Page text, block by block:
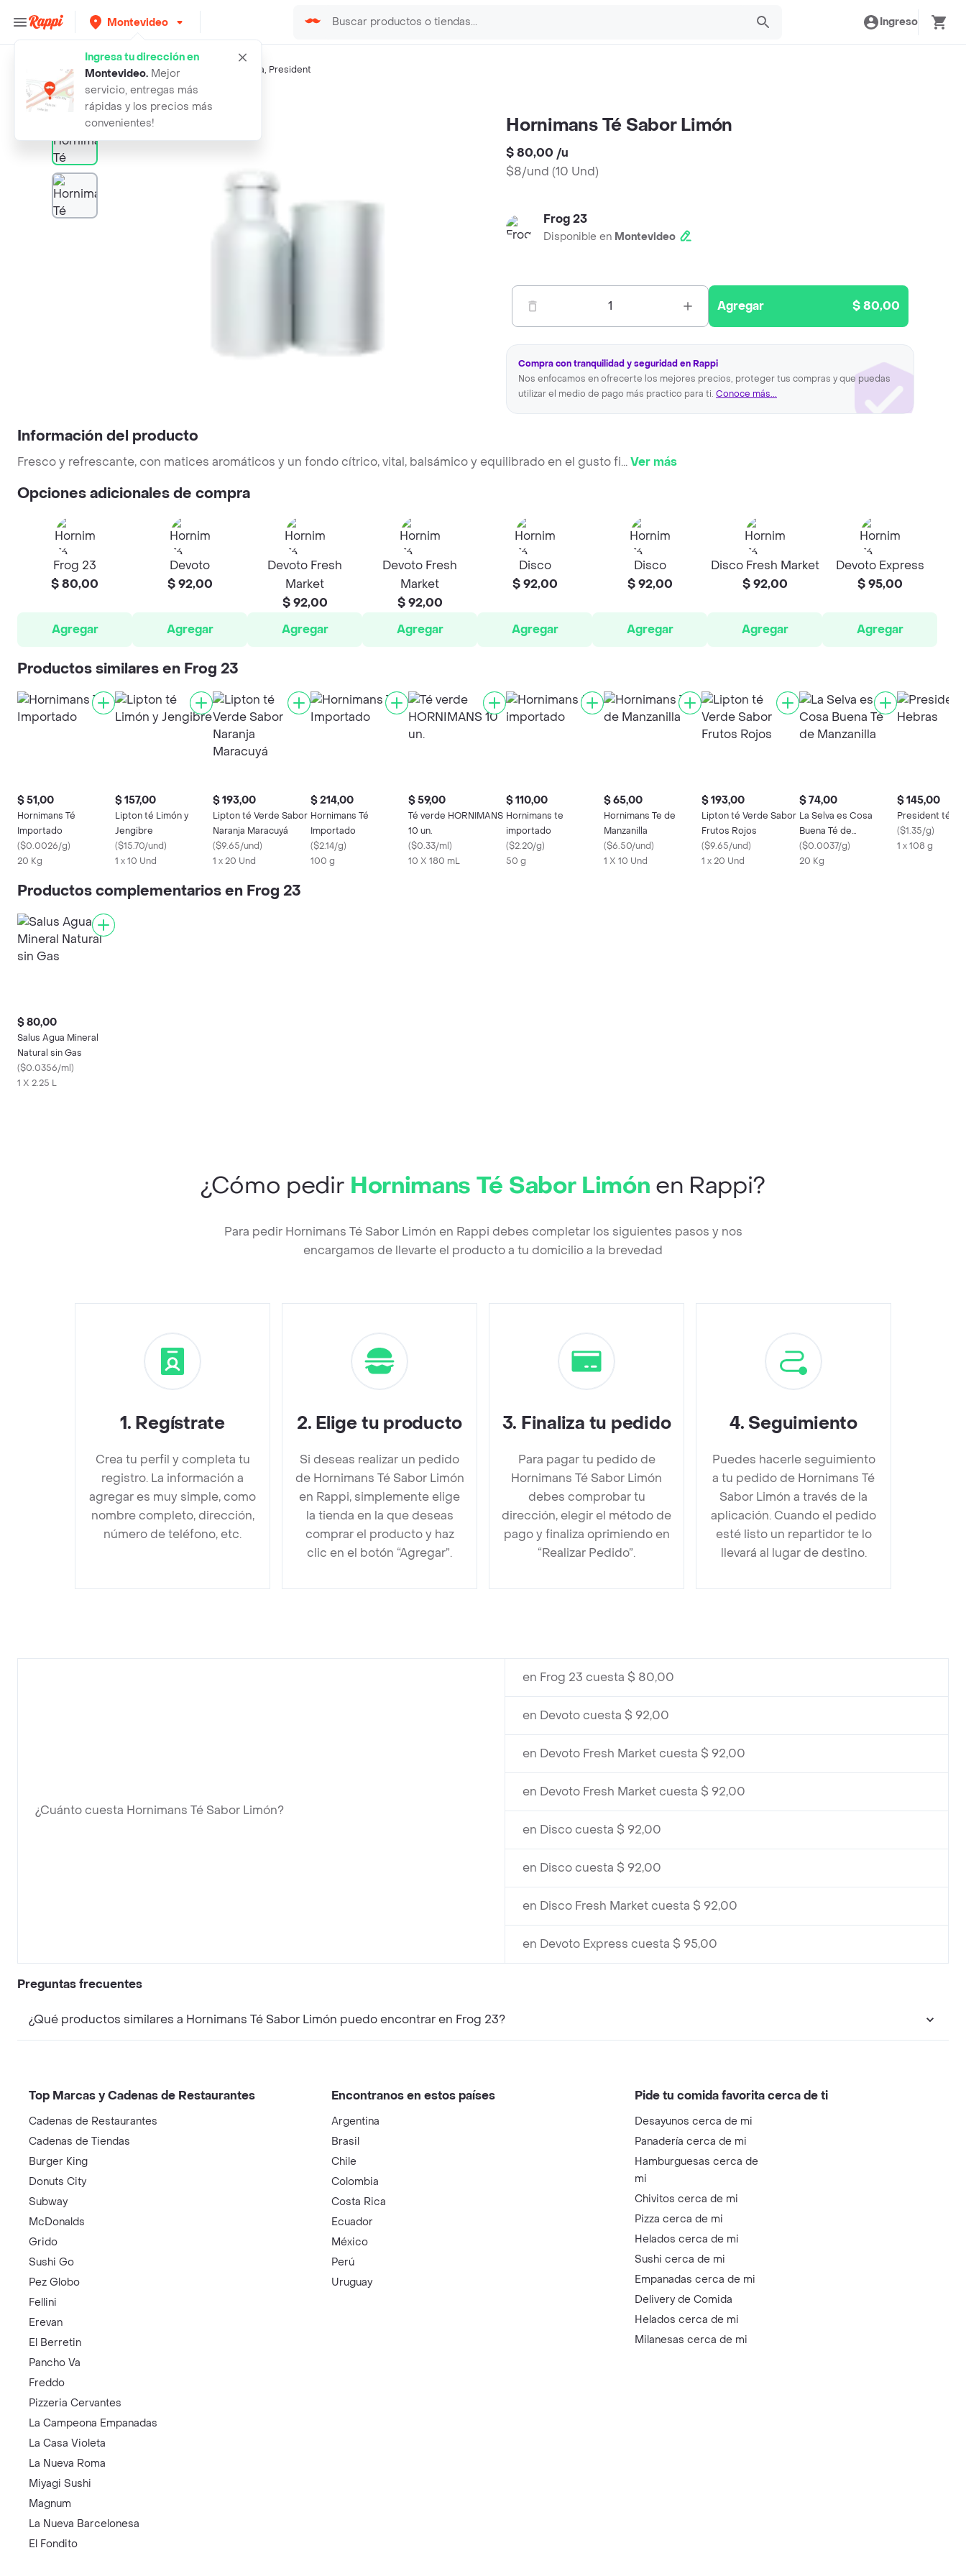
Montevideo
Ingresa tu dirección en
Montevideo. Mejor
servicio, entregas más
rápidas y los precios más
convenientes!
Ingreso
Búsquedas relacionadas:Tés, Hornimans La Selva, President
Rappi hornimans te sabor limon
Hornimans Té Sabor Limón
$ 80,00 /u
$8/und (10 Und)
Frog 23
Disponible en Montevideo
1 Agregar $ 80,00
Compra con tranquilidad y seguridad en Rappi
Nos enfocamos en ofrecerte los mejores precios, proteger tus compras y que puedas
utilizar el medio de pago más practico para ti. Conoce más...
Información del producto
Fresco y refrescante, con matices aromáticos y un fondo cítrico, vital, balsámico y equilibrado en el gusto fi...Ver más
Opciones adicionales de compra
Frog 23
$ 80,00
Agregar
Devoto
$ 92,00
Agregar
Devoto Fresh
Market
$ 92,00
Agregar
Devoto Fresh
Market
$ 92,00
Agregar
Disco
$ 92,00
Agregar
Disco
$ 92,00
Agregar
Disco Fresh Market
$ 92,00
Agregar
Devoto Express
$ 95,00
Agregar
Productos similares en Frog 23
$ 51,00
Hornimans Té
Importado
($0.0026/g)
20 Kg
$ 157,00
Lipton té Limón y
Jengibre
($15.70/und)
1 x 10 Und
$ 193,00
Lipton té Verde Sabor
Naranja Maracuyá
($9.65/und)
1 x 20 Und
$ 214,00
Hornimans Té
Importado
($2.14/g)
100 g
$ 59,00
Té verde HORNIMANS
10 un.
($0.33/ml)
10 X 180 mL
$ 110,00
Hornimans te
importado
($2.20/g)
50 g
$ 65,00
Hornimans Te de
Manzanilla
($6.50/und)
1 X 10 Und
$ 193,00
Lipton té Verde Sabor
Frutos Rojos
($9.65/und)
1 x 20 Und
$ 74,00
La Selva es Cosa
Buena Té de
Manzanilla
($0.0037/g)
20 Kg
$ 145,00
President té
($1.35/g)
1 x 108 g
Productos complementarios en Frog 23
$ 80,00
Salus Agua Mineral
Natural sin Gas
($0.0356/ml)
1 X 2.25 L
¿Cómo pedir Hornimans Té Sabor Limón en Rappi?
Para pedir Hornimans Té Sabor Limón en Rappi debes completar los siguientes pasos y nos
encargamos de llevarte el producto a tu domicilio a la brevedad
1. Regístrate
Crea tu perfil y completa tu
registro. La información a
agregar es muy simple, como
nombre completo, dirección,
número de teléfono, etc.
2. Elige tu producto
Si deseas realizar un pedido
de Hornimans Té Sabor Limón
en Rappi, simplemente elige
la tienda en la que deseas
comprar el producto y haz
clic en el botón “Agregar”.
3. Finaliza tu pedido
Para pagar tu pedido de
Hornimans Té Sabor Limón
debes comprobar tu
dirección, elegir el método de
pago y finaliza oprimiendo en
“Realizar Pedido”.
4. Seguimiento
Puedes hacerle seguimiento
a tu pedido de Hornimans Té
Sabor Limón a través de la
aplicación. Cuando el pedido
esté listo un repartidor te lo
llevará al lugar de destino.
¿Cuánto cuesta Hornimans Té Sabor Limón?
en Frog 23 cuesta $ 80,00
en Devoto cuesta $ 92,00
en Devoto Fresh Market cuesta $ 92,00
en Devoto Fresh Market cuesta $ 92,00
en Disco cuesta $ 92,00
en Disco cuesta $ 92,00
en Disco Fresh Market cuesta $ 92,00
en Devoto Express cuesta $ 95,00
Preguntas frecuentes
¿Qué productos similares a Hornimans Té Sabor Limón puedo encontrar en Frog 23?
Top Marcas y Cadenas de Restaurantes
Cadenas de Restaurantes
Cadenas de Tiendas
Burger King
Donuts City
Subway
McDonalds
Grido
Sushi Go
Pez Globo
Fellini
Erevan
El Berretin
Pancho Va
Freddo
Pizzeria Cervantes
La Campeona Empanadas
La Casa Violeta
La Nueva Roma
Miyagi Sushi
Magnum
La Nueva Barcelonesa
El Fondito
Encontranos en estos países
Argentina
Brasil
Chile
Colombia
Costa Rica
Ecuador
México
Perú
Uruguay
Pide tu comida favorita cerca de ti
Desayunos cerca de mi
Panadería cerca de mi
Hamburguesas cerca de
mi
Chivitos cerca de mi
Pizza cerca de mi
Helados cerca de mi
Sushi cerca de mi
Empanadas cerca de mi
Delivery de Comida
Helados cerca de mi
Milanesas cerca de mi